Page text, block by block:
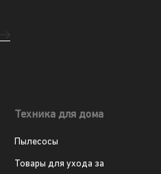
Техника для дома
Пылесосы
Товары для ухода за